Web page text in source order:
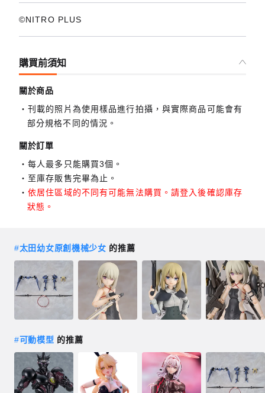
©NITRO PLUS
購買前須知
關於商品
刊載的照片為使用樣品進行拍攝，與實際商品可能會有
部分規格不同的情況。
關於訂單
每人最多只能購買3個。
至庫存販售完畢為止。
依居住區域的不同有可能無法購買。請登入後確認庫存
狀態。
#太田幼女原創機械少女 的推薦
#可動模型 的推薦